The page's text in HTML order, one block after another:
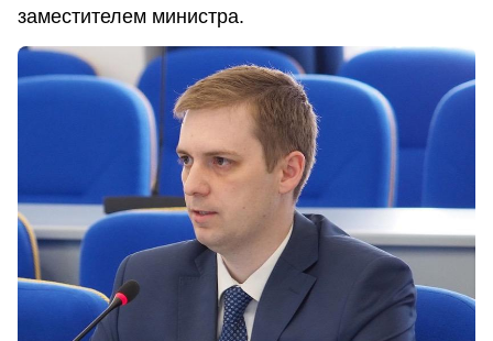
заместителем министра.